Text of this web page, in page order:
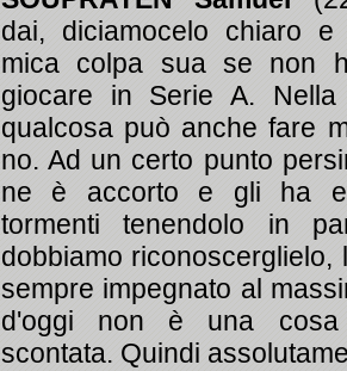
dai, diciamocelo chiaro
mica colpa sua se non
giocare in Serie A. Nella
qualcosa può anche fare
no. Ad un certo punto
ne è accorto e gli ha
tormenti tenendolo in
dobbiamo riconoscerglielo,
sempre impegnato al
d'oggi non è una
scontata. Quindi